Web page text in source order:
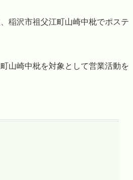
稲沢市祖父江町山崎中枇でポステ
山崎中枇を対象として営業活動を